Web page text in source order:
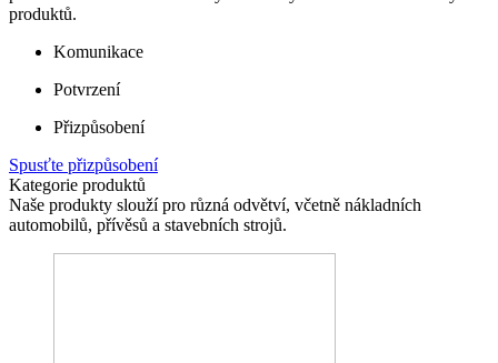
produktů.
Komunikace
Potvrzení
Přizpůsobení
Spusťte přizpůsobení
Kategorie produktů
Naše produkty slouží pro různá odvětví, včetně nákladních
automobilů, přívěsů a stavebních strojů.